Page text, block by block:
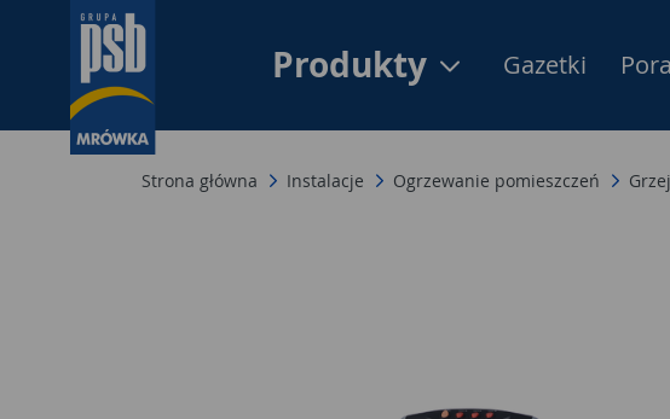
Produkty Gazetki
Strona główna Instalacje Ogrzewanie pomieszczeń